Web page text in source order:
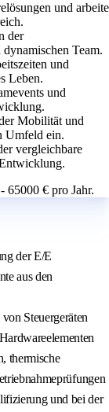
und arbeite
der
Team.
und
Leben.
und
Mobilität und
Umfeld ein.
vergleichbare
65000 € pro Jahr.
der E/E
aus den
Steuergeräten
thermische
und bei der